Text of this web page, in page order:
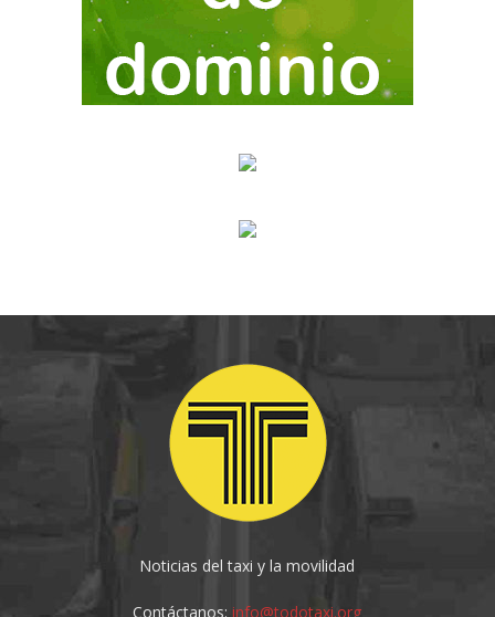
Noticias del taxi y la movilidad
Contáctanos:info@todotaxi.org